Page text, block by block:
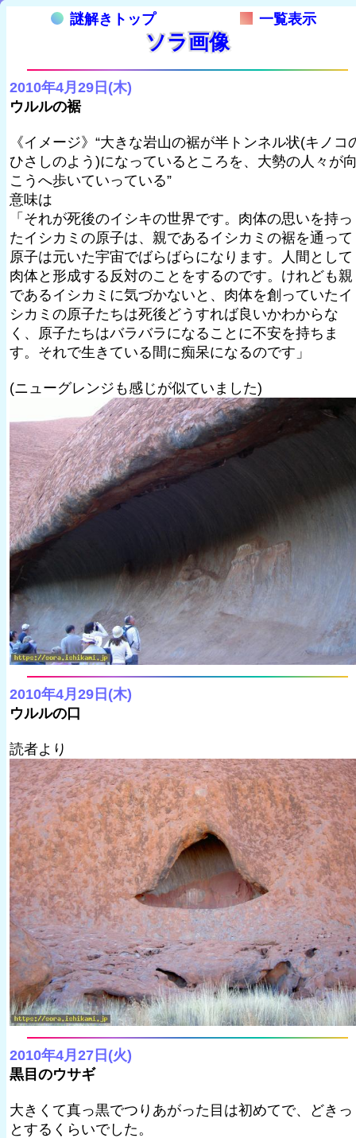
謎解きトップ 一覧表示
ソラ画像
2010年4月29日(木)
ウルルの裾
《イメージ》“大きな岩山の裾が半トンネル状(キノコ
ひさしのよう)になっているところを、大勢の人々が
こうへ歩いていっている”
意味は
「それが死後のイシキの世界です。肉体の思いを持っ
たイシカミの原子は、親であるイシカミの裾を通って
原子は元いた宇宙でばらばらになります。人間として
肉体と形成する反対のことをするのです。けれども親
であるイシカミに気づかないと、肉体を創っていたイ
シカミの原子たちは死後どうすれば良いかわからな
く、原子たちはバラバラになることに不安を持ちま
す。それで生きている間に痴呆になるのです」
(ニューグレンジも感じが似ていました)
2010年4月29日(木)
ウルルの口
読者より
2010年4月27日(火)
黒目のウサギ
大きくて真っ黒でつりあがった目は初めてで、どきっ
とするくらいでした。